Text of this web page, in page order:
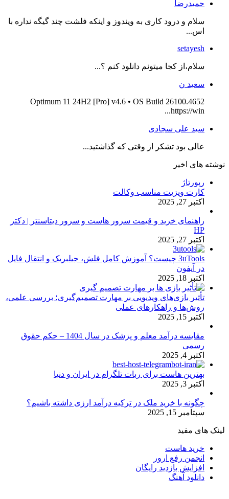
حمیدرضا
سلام و درود کاری به ویندوز و اینکه فلشت چند گیگه نداره با
اس...
setayesh
سلام،از کجا میتونم دانلود کنم ؟...
سعید ن
Optimum 11 24H2 [Pro] v4.6 • OS Build 26100.4652
https://win...
سید علی سجادی
عالی بود تشکر از وقتی که گذاشتید...
نوشته های اخیر
رپورتاژ
کارت ویزیت مناسب وکالت
اکتبر 27, 2025
راهنمای خرید و قیمت سرور هاست و سرور دیتاسنتر | دکتر
HP
اکتبر 27, 2025
3uTools چیست؟ آموزش کامل فلش، جیلبریک و انتقال فایل
در آیفون
اکتبر 18, 2025
تأثیر بازی‌های ویدیویی بر مهارت تصمیم‌گیری؛ بررسی علمی،
روش‌ها و راهکارهای عملی
اکتبر 15, 2025
مقایسه درآمد معلم و پزشک در سال 1404 – حکم حقوق
رسمی
اکتبر 4, 2025
بهترین هاست برای ربات تلگرام در ایران و دنیا
اکتبر 3, 2025
چگونه با خرید ملک در ترکیه درآمد ارزی داشته باشیم؟
سپتامبر 15, 2025
لینک های مفید
خرید هاست
انجمن رفع ارور
افزایش بازدید رایگان
دانلود آهنگ